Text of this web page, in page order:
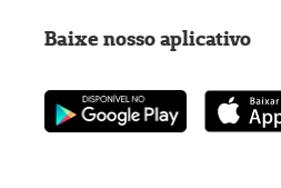
Baixe nosso aplicativo